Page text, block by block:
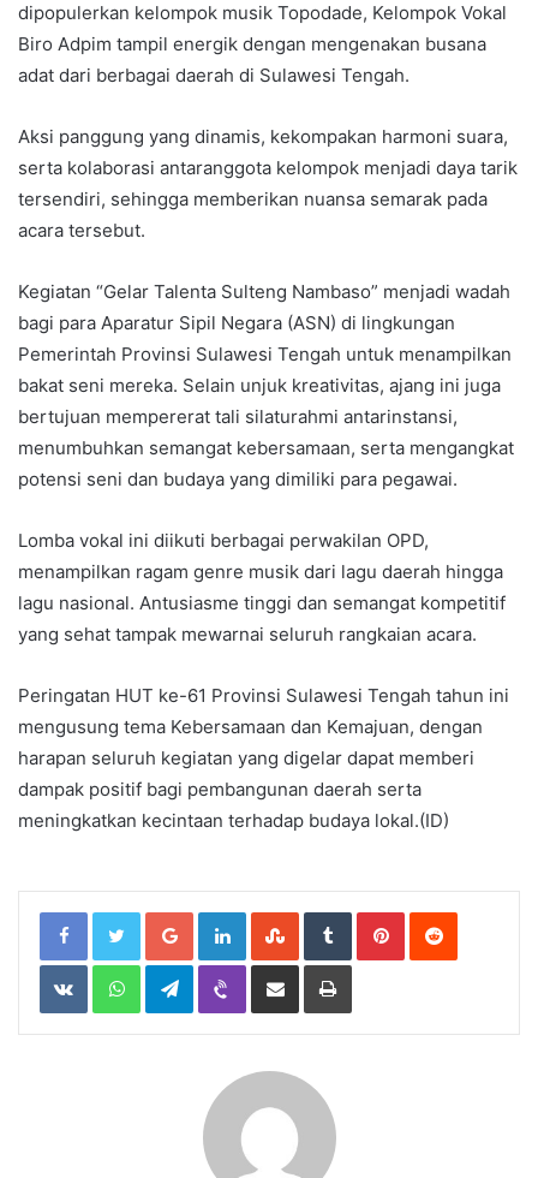
dipopulerkan kelompok musik Topodade, Kelompok Vokal
Biro Adpim tampil energik dengan mengenakan busana
adat dari berbagai daerah di Sulawesi Tengah.
Aksi panggung yang dinamis, kekompakan harmoni suara,
serta kolaborasi antaranggota kelompok menjadi daya tarik
tersendiri, sehingga memberikan nuansa semarak pada
acara tersebut.
Kegiatan “Gelar Talenta Sulteng Nambaso” menjadi wadah
bagi para Aparatur Sipil Negara (ASN) di lingkungan
Pemerintah Provinsi Sulawesi Tengah untuk menampilkan
bakat seni mereka. Selain unjuk kreativitas, ajang ini juga
bertujuan mempererat tali silaturahmi antarinstansi,
menumbuhkan semangat kebersamaan, serta mengangkat
potensi seni dan budaya yang dimiliki para pegawai.
Lomba vokal ini diikuti berbagai perwakilan OPD,
menampilkan ragam genre musik dari lagu daerah hingga
lagu nasional. Antusiasme tinggi dan semangat kompetitif
yang sehat tampak mewarnai seluruh rangkaian acara.
Peringatan HUT ke-61 Provinsi Sulawesi Tengah tahun ini
mengusung tema Kebersamaan dan Kemajuan, dengan
harapan seluruh kegiatan yang digelar dapat memberi
dampak positif bagi pembangunan daerah serta
meningkatkan kecintaan terhadap budaya lokal.(ID)
Google+LinkedInStumbleUpon
TumblrPinterestReddit
VKontakteWhatsAppTelegramViber Share
Email
Print